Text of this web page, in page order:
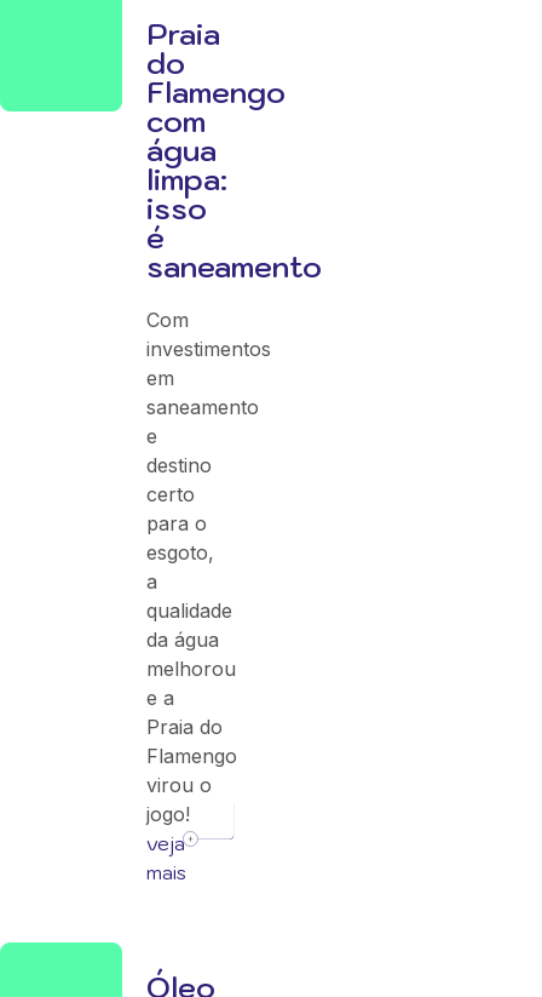
Praia
do
Flamengo
com
água
limpa:
isso
é
saneamento
Com
investimentos
em
saneamento
e
destino
certo
para o
esgoto,
a
qualidade
da água
melhorou
e a
Praia do
Flamengo
virou o
jogo!
veja
mais
Óleo